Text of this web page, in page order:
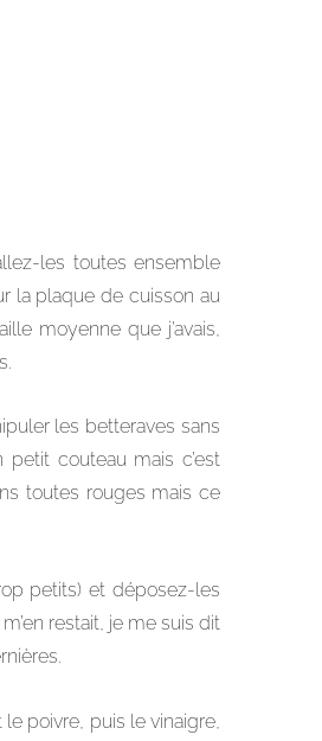
les toutes ensemble
la plaque de cuisson au
moyenne que j’avais,
les betteraves sans
couteau mais c’est
toutes rouges mais ce
petits) et déposez-les
restait, je me suis dit
poivre, puis le vinaigre,